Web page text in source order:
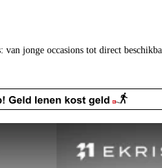
jonge occasions tot direct